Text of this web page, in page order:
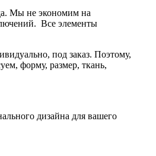
Мы не экономим на
Все элементы
под заказ. Поэтому,
форму, размер, ткань,
дизайна для вашего